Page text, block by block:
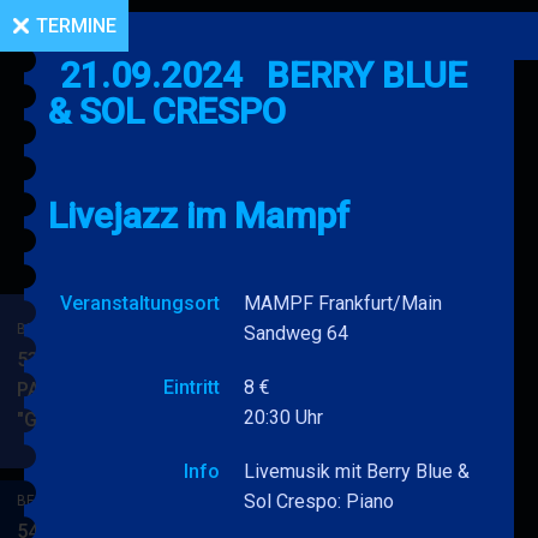
BERRY BLUE & BAND
53. JAZZ Matinee in den
PARKSIDE STUDIOS
"Gypsy Jazz"
&
BERRY BLUE & BAND
54. JAZZ Matinee in den
TERMINE
21.09.2024
BERRY BLUE
& SOL CRESPO
Livejazz im Mampf
Veranstaltungsort
MAMPF Frankfurt/Main
Sandweg 64
Eintritt
8 €
20:30 Uhr
Info
Livemusik mit Berry Blue &
Sol Crespo: Piano